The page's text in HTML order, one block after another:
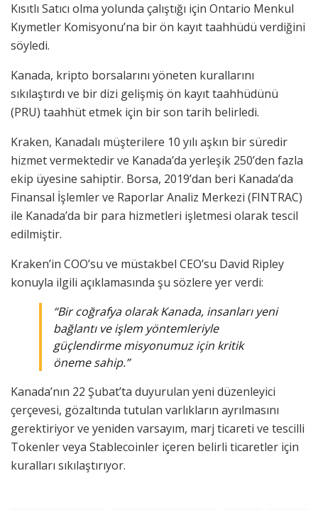
Kısıtlı Satıcı olma yolunda çalıştığı için Ontario Menkul
Kıymetler Komisyonu’na bir ön kayıt taahhüdü verdiğini
söyledi.
Kanada, kripto borsalarını yöneten kurallarını
sıkılaştırdı ve bir dizi gelişmiş ön kayıt taahhüdünü
(PRU) taahhüt etmek için bir son tarih belirledi.
Kraken, Kanadalı müşterilere 10 yılı aşkın bir süredir
hizmet vermektedir ve Kanada’da yerleşik 250’den fazla
ekip üyesine sahiptir. Borsa, 2019’dan beri Kanada’da
Finansal İşlemler ve Raporlar Analiz Merkezi (FINTRAC)
ile Kanada’da bir para hizmetleri işletmesi olarak tescil
edilmiştir.
Kraken’in COO’su ve müstakbel CEO’su David Ripley
konuyla ilgili açıklamasında şu sözlere yer verdi:
“Bir coğrafya olarak Kanada, insanları yeni
bağlantı ve işlem yöntemleriyle
güçlendirme misyonumuz için kritik
öneme sahip.”
Kanada’nın 22 Şubat’ta duyurulan yeni düzenleyici
çerçevesi, gözaltında tutulan varlıkların ayrılmasını
gerektiriyor ve yeniden varsayım, marj ticareti ve tescilli
Tokenler veya Stablecoinler içeren belirli ticaretler için
kuralları sıkılaştırıyor.